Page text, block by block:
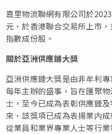
嘉里物流聯網有限公司於
元，於香港聯合交易所上市
指數成份股。
關於亞洲供應鏈大獎
亞洲供應鏈大獎是由非牟利
每年主辦的盛事，旨在匯聚
士，至今已成為表彰供應鏈
來，該獎項已成為表揚業内
從業員和業界專業人士等行